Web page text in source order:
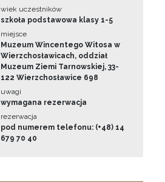
wiek uczestników
szkoła podstawowa klasy 1-5
miejsce
Muzeum Wincentego Witosa w
Wierzchosławicach, oddział
Muzeum Ziemi Tarnowskiej, 33-
122 Wierzchosławice 698
uwagi
wymagana rezerwacja
rezerwacja
pod numerem telefonu: (+48) 14
679 70 40